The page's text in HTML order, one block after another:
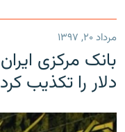
مرداد ۲۰, ۱۳۹۷
دلار را تکذیب کرد